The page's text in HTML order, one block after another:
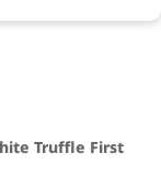
Truffle First